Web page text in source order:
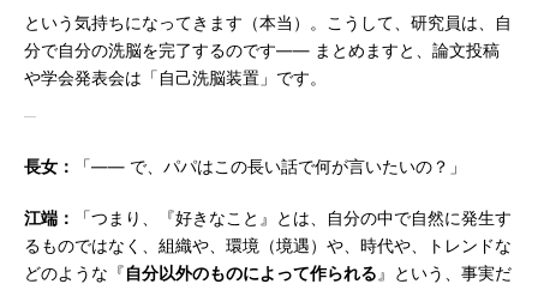
という気持ちになってきます（本当）。こうして、研究員は、自
分で自分の洗脳を完了するのです―― まとめますと、論文投稿
や学会発表会は「自己洗脳装置」です。
長女： 「―― で、パパはこの長い話で何が言いたいの？」
江端：
「つまり、『好きなこと』とは、自分の中で自然に発生す
るものではなく、組織や、環境（境遇）や、時代や、トレンドな
どのような『自分以外のものによって作られる 』という、事実だ